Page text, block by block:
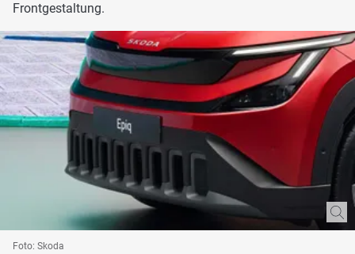
Frontgestaltung.
Foto: Skoda